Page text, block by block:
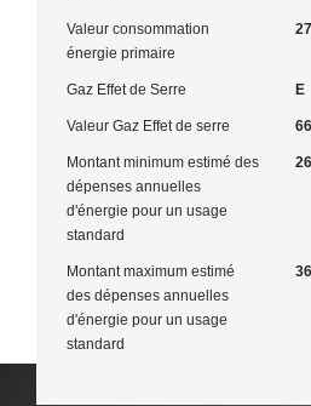
Valeur consommation
énergie primaire
Gaz Effet de Serre E
Valeur Gaz Effet de serre
Montant minimum estimé des
dépenses annuelles
d'énergie pour un usage
standard
Montant maximum estimé
des dépenses annuelles
d'énergie pour un usage
standard